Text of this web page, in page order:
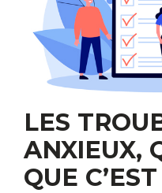
LES
ANXIEUX,
QUE